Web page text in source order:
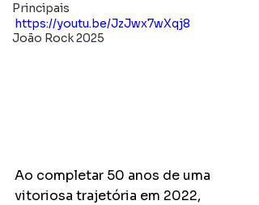
Principais
João Rock 2025
https://youtu.be/JzJwx7wXqj8
Ao completar 50 anos de uma
vitoriosa trajetória em 2022,